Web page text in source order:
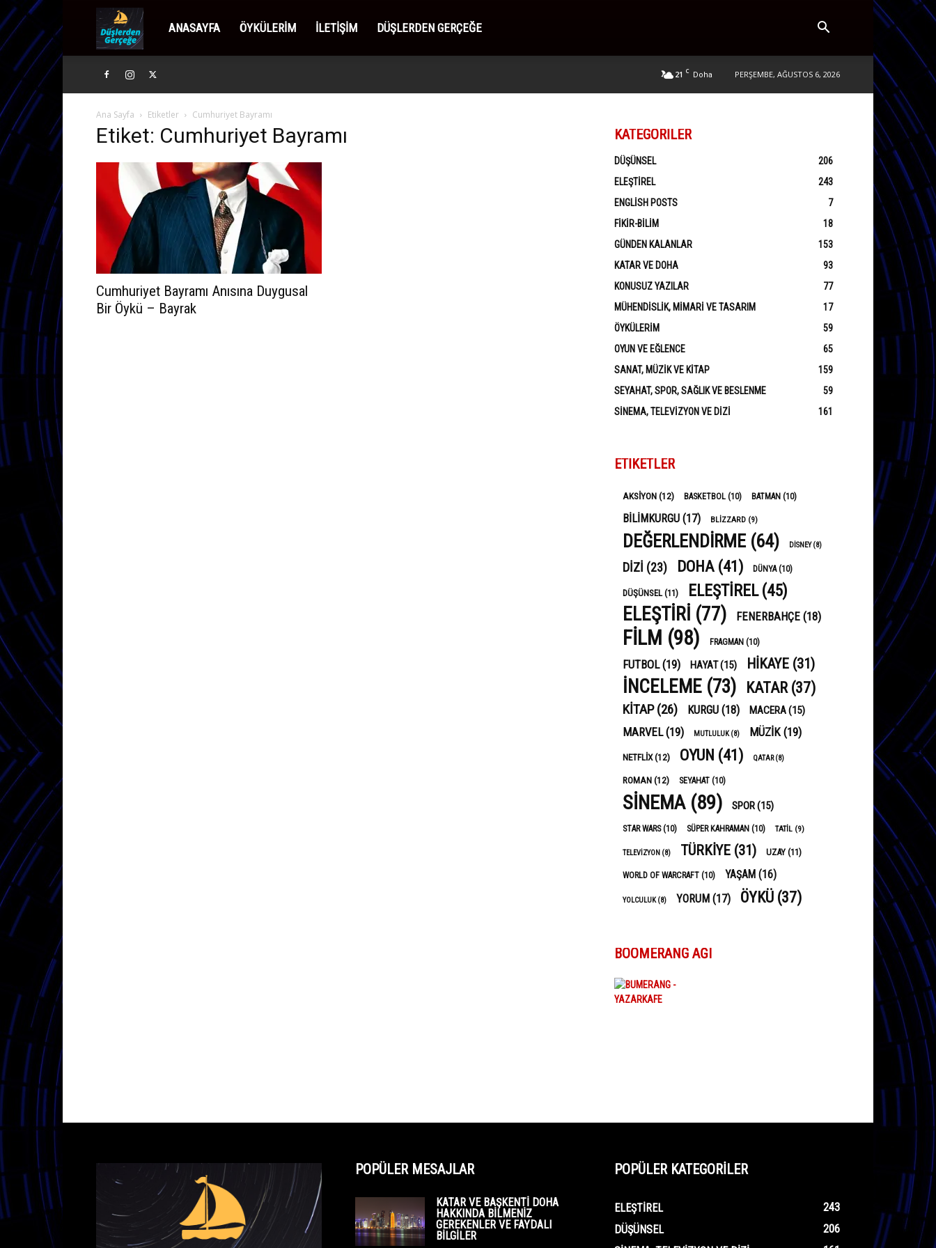
Düşlerden
ANASAYFA ÖYKÜLERIM İLETIŞIM DÜŞLERDEN GERÇEĞE
21 C Doha PERŞEMBE, AĞUSTOS 6, 2026
Ana Sayfa Etiketler Cumhuriyet Bayramı
Etiket: Cumhuriyet Bayramı
Cumhuriyet Bayramı Anısına Duygusal
Bir Öykü – Bayrak
KATEGORILER
DÜŞÜNSEL
206
ELEŞTIREL
243
ENGLISH POSTS
7
FIKIR-BILIM
18
GÜNDEN KALANLAR
153
KATAR VE DOHA
93
KONUSUZ YAZILAR
77
MÜHENDISLIK, MIMARI VE TASARIM
17
ÖYKÜLERIM
59
OYUN VE EĞLENCE
65
SANAT, MÜZIK VE KITAP
159
SEYAHAT, SPOR, SAĞLIK VE BESLENME
59
SINEMA, TELEVIZYON VE DIZI
161
ETIKETLER
AKSIYON(12) BASKETBOL (10) BATMAN (10)
BILIMKURGU (17) BLIZZARD (9)
DEĞERLENDIRME (64) DISNEY(8)
DIZI (23) DOHA (41) DÜNYA(10)
DÜŞÜNSEL(11) ELEŞTIREL(45)
ELEŞTIRI (77) FENERBAHÇE (18)
FILM (98) FRAGMAN (10)
FUTBOL(19) HAYAT(15) HIKAYE (31)
INCELEME (73) KATAR(37)
KITAP(26) KURGU (18) MACERA(15)
MARVEL(19) MUTLULUK(8) MÜZIK(19)
NETFLIX(12) OYUN (41) QATAR(8)
ROMAN(12) SEYAHAT (10)
SINEMA(89) SPOR(15)
STAR WARS(10) SÜPER KAHRAMAN (10) TATIL (9)
TELEVIZYON (8) TÜRKIYE (31) UZAY (11)
WORLD OF WARCRAFT (10) YAŞAM (16)
YOLCULUK(8) YORUM (17) ÖYKÜ (37)
BOOMERANG AĞI
POPÜLER MESAJLAR
KATAR VE BAŞKENTI DOHA
HAKKINDA BILMENIZ
GEREKENLER VE FAYDALI
BILGILER
POPÜLER KATEGORİLER
ELEŞTIREL
243
DÜŞÜNSEL
206